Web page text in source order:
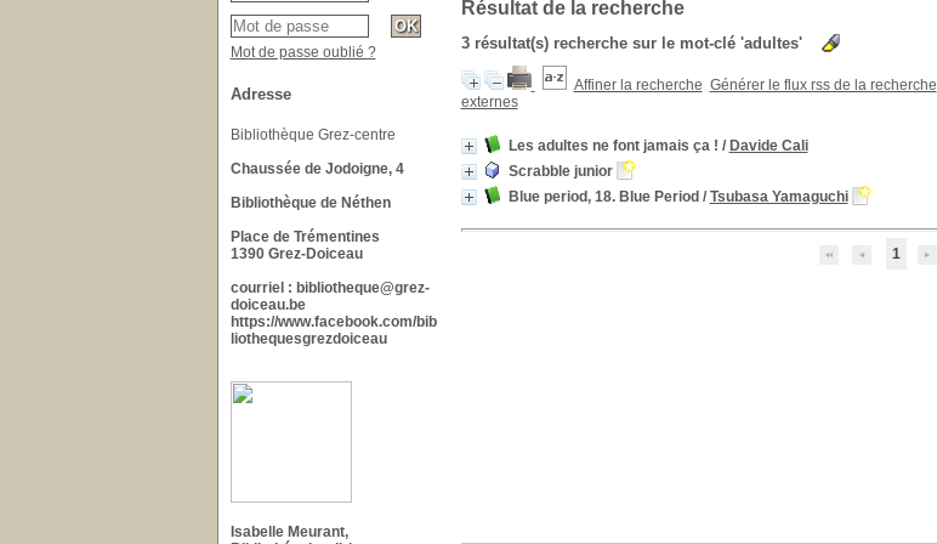
Résultat de la recherche
3 résultat(s) recherche sur le mot-clé 'adultes'
Affiner la recherche Générer le flux rss de la recherche
externes
Les adultes ne font jamais ça ! / Davide Cali
Scrabble junior
Blue period, 18. Blue Period / Tsubasa Yamaguchi
1
Mot de passe oublié ?
Adresse
Bibliothèque Grez-centre
Chaussée de Jodoigne, 4
Bibliothèque de Néthen
Place de Trémentines
1390 Grez-Doiceau
courriel : bibliotheque@grez-
doiceau.be
https://www.facebook.com/bib
liothequesgrezdoiceau
Isabelle Meurant,